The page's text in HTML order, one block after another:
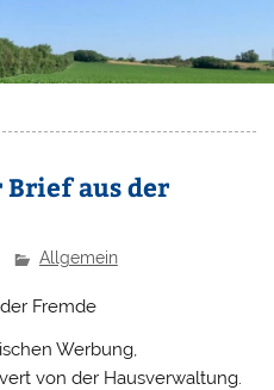
Brief aus der
Allgemein
Fremde
Werbung,
von der Hausverwaltung.